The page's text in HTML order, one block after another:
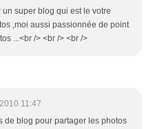
super blog qui est le votre
,moi aussi passionnée de point
...<br /> <br /> <br />
11:47
de blog pour partager les photos